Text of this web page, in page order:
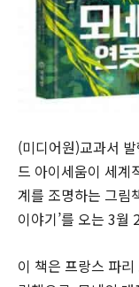
(미디어원)교과서
드 아이세움이 세계
계를 조명하는 그림
이야기’를 오는 3월
이 책은 프랑스 파